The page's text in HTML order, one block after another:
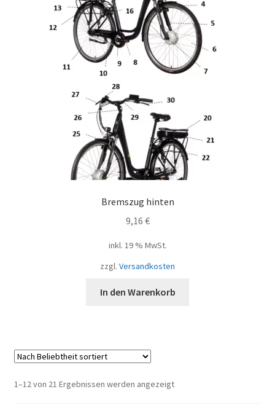
Bremszug hinten
9,16 €
inkl. 19 % MwSt.
zzgl. Versandkosten
In den Warenkorb
1–12 von 21 Ergebnissen werden angezeigtNach